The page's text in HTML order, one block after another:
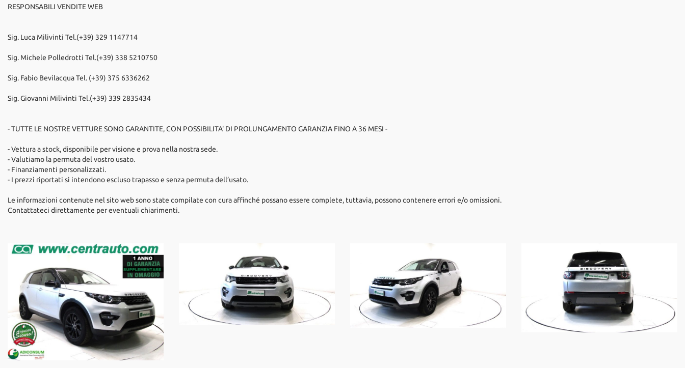
RESPONSABILI VENDITE WEB
Sig. Luca Milivinti Tel.(+39) 329 1147714
Sig. Michele Polledrotti Tel.(+39) 338 5210750
Sig. Fabio Bevilacqua Tel. (+39) 375 6336262
Sig. Giovanni Milivinti Tel.(+39) 339 2835434
- TUTTE LE NOSTRE VETTURE SONO GARANTITE, CON POSSIBILITA' DI PROLUNGAMENTO GARANZIA FINO A 36 MESI -
- Vettura a stock, disponibile per visione e prova nella nostra sede.
- Valutiamo la permuta del vostro usato.
- Finanziamenti personalizzati.
- I prezzi riportati si intendono escluso trapasso e senza permuta dell’usato.
Le informazioni contenute nel sito web sono state compilate con cura affinché possano essere complete, tuttavia, possono contenere errori e/o omissioni.
Contattateci direttamente per eventuali chiarimenti.